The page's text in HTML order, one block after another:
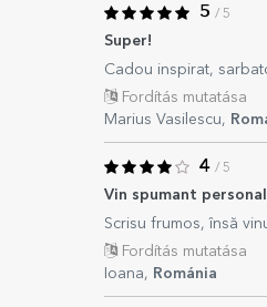
5 / 5
Super!
Cadou inspirat,
Fordítás mutatása
Marius Vasilescu,
4 / 5
Vin spumant
Scrisu frumos, însă
Fordítás mutatása
Ioana, Románia